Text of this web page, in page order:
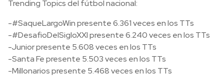
Trending Topics del fútbol nacional:
-#SaqueLargoWin presente 6.361 veces en los TTs
-#DesafioDelSigloXXI presente 6.240 veces en los TTs
-Junior presente 5.608 veces en los TTs
-Santa Fe presente 5.503 veces en los TTs
-Millonarios presente 5.468 veces en los TTs